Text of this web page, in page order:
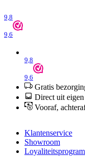
9,8
9,6
9,8
9,6
Gratis
Direct uit
Vooraf,
Klantenservice
Showroom